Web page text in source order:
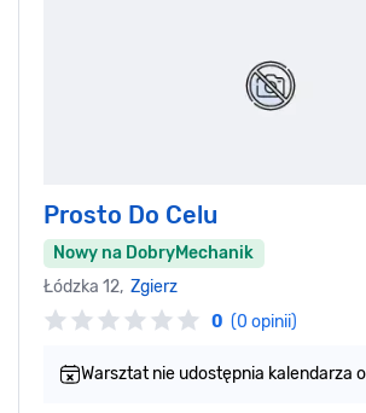
Prosto Do Celu
Nowy na DobryMechanik
Łódzka 12, Zgierz
0 (0 opinii)
Warsztat nie udostępnia kalendarza